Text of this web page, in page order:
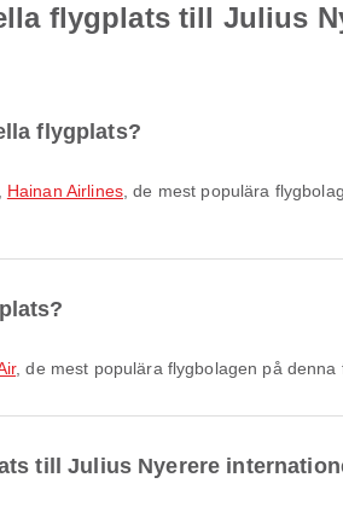
flygplats till Julius
flygplats?
Hainan Airlines, de mest populära
, de mest populära flygbolagen på denna
till Julius Nyerere